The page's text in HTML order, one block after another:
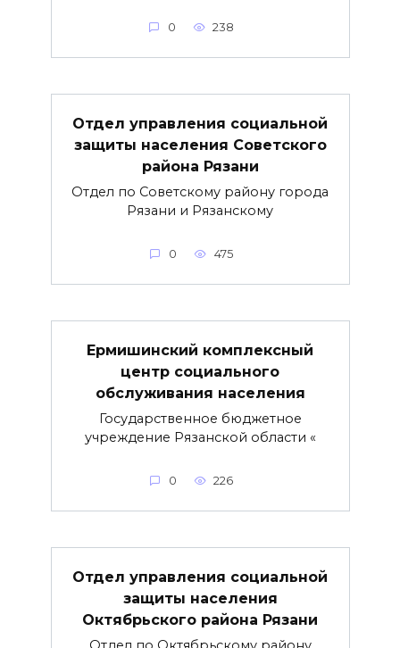
0 238
Отдел управления социальной
защиты населения Советского
района Рязани
Отдел по Советскому району города
Рязани и Рязанскому
0 475
Ермишинский комплексный
центр социального
обслуживания населения
Государственное бюджетное
учреждение Рязанской области «
0 226
Отдел управления социальной
защиты населения
Октябрьского района Рязани